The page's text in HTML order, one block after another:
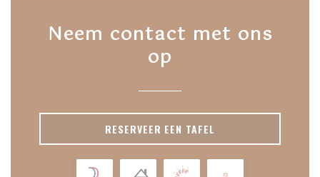
Neem contact met ons
op
RESERVEER EEN TAFEL